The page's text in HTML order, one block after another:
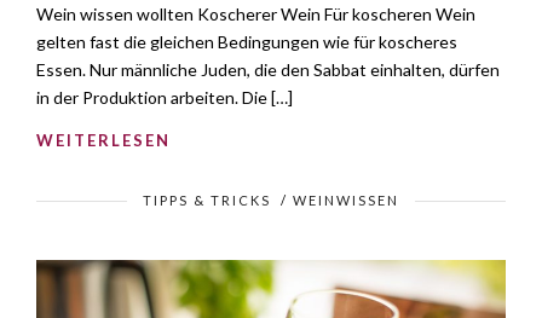
Wein wissen wollten Koscherer Wein Für koscheren Wein
gelten fast die gleichen Bedingungen wie für koscheres
Essen. Nur männliche Juden, die den Sabbat einhalten, dürfen
in der Produktion arbeiten. Die […]
WEITERLESEN
TIPPS & TRICKS / WEINWISSEN